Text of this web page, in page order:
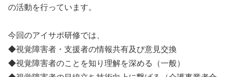
の活動を行っています。
今回のアイサポ研修では、
◆視覚障害者・支援者の情報共有及び意見交換
◆視覚障害者のことを知り理解を深める（一般）